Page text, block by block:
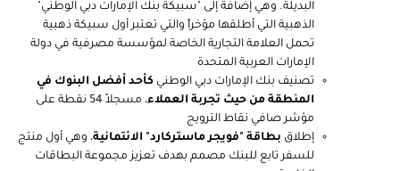
البديلة. وهي إضافة إلى "سبيكة بنك الإمارات دبي الوطني"
الذهبية التي أطلقها مؤخراً والتي تعتبر أول سبيكة ذهبية
تحمل العلامة التجارية الخاصة لمؤسسة مصرفية في دولة
الإمارات العربية المتحدة
تصنيف بنك الإمارات دبي الوطني كأحد أفضل البنوك في
المنطقة من حيث تجربة العملاء
، مسجلاً 54 نقطة على
مؤشر صافي نقاط الترويج
إطلاق بطاقة "فويجر ماستركارد" الائتمانية، وهي أول منتج
للسفر تابع للبنك مصمم بهدف تعزيز مجموعة البطاقات